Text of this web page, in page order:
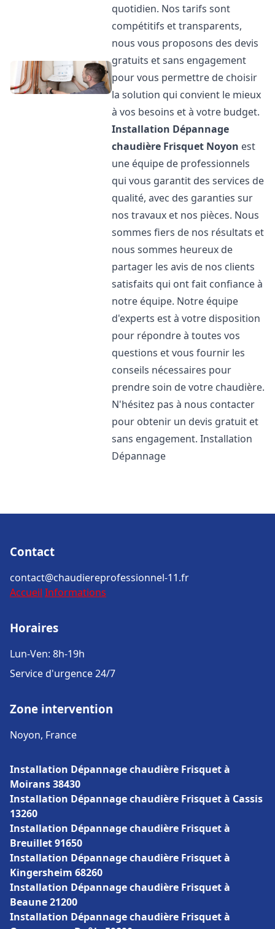
quotidien. Nos tarifs sont
compétitifs et transparents,
nous vous proposons des devis
gratuits et sans engagement
pour vous permettre de choisir
la solution qui convient le mieux
à vos besoins et à votre budget.
Installation Dépannage
chaudière Frisquet Noyon est
une équipe de professionnels
qui vous garantit des services de
qualité, avec des garanties sur
nos travaux et nos pièces. Nous
sommes fiers de nos résultats et
nous sommes heureux de
partager les avis de nos clients
satisfaits qui ont fait confiance à
notre équipe. Notre équipe
d'experts est à votre disposition
pour répondre à toutes vos
questions et vous fournir les
conseils nécessaires pour
prendre soin de votre chaudière.
N'hésitez pas à nous contacter
pour obtenir un devis gratuit et
sans engagement. Installation
Dépannage
Contact
contact@chaudiereprofessionnel-11.fr
Accueil Informations
Horaires
Lun-Ven: 8h-19h
Service d'urgence 24/7
Zone intervention
Noyon, France
Installation Dépannage chaudière Frisquet à
Moirans 38430
Installation Dépannage chaudière Frisquet à Cassis
13260
Installation Dépannage chaudière Frisquet à
Breuillet 91650
Installation Dépannage chaudière Frisquet à
Kingersheim 68260
Installation Dépannage chaudière Frisquet à
Beaune 21200
Installation Dépannage chaudière Frisquet à